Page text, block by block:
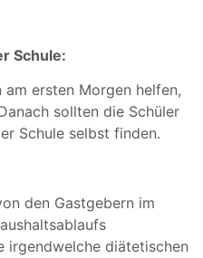
Schule:
ersten Morgen helfen,
sollten die Schüler
Schule selbst finden.
den Gastgebern im
irgendwelche diätetischen